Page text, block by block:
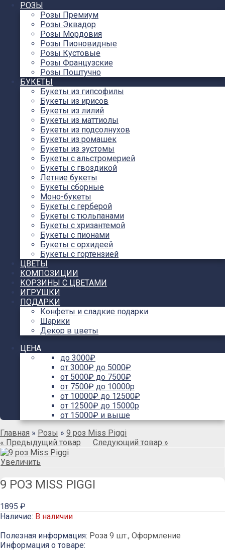
РОЗЫ
Розы Премиум
Розы Эквадор
Розы Мордовия
Розы Пионовидные
Розы Кустовые
Розы Французские
Розы Поштучно
БУКЕТЫ
Букеты из гипсофилы
Букеты из ирисов
Букеты из лилий
Букеты из маттиолы
Букеты из подсолнухов
Букеты из ромашек
Букеты из эустомы
Букеты с альстромерией
Букеты с гвоздикой
Летние букеты
Букеты сборные
Моно-букеты
Букеты с герберой
Букеты с тюльпанами
Букеты с хризантемой
Букеты с пионами
Букеты с орхидеей
Букеты с гортензией
ЦВЕТЫ
КОМПОЗИЦИИ
КОРЗИНЫ С ЦВЕТАМИ
ИГРУШКИ
ПОДАРКИ
Конфеты и сладкие подарки
Шарики
Декор в цветы
ЦЕНА
до 3000₽
от 3000₽ до 5000₽
от 5000₽ до 7500₽
от 7500₽ до 10000р
от 10000₽ до 12500₽
от 12500₽ до 15000р
от 15000₽ и выше
Главная » Розы » 9 роз Miss Piggi
« Предыдущий товар
Следующий товар »
Увеличить
9 РОЗ MISS PIGGI
1895 ₽
Наличие: В наличии
Полезная информация: Роза 9 шт., Оформление
Информация о товаре: